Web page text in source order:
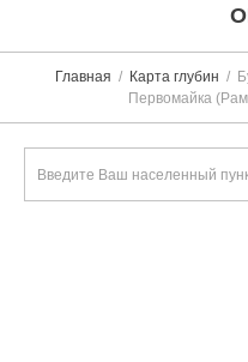
Главная Карта глубин
Первомайка